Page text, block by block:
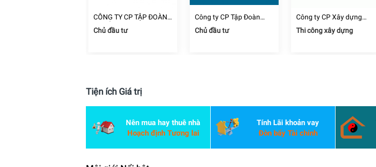
CÔNG TY CP TẬP ĐOÀN
ĐỊA ỐC HOÀNG CÁT
Chủ đầu tư
Công ty CP Tập Đoàn
Đầu Tư Châu Á Thái Bình
Dương
Chủ đầu tư
Công ty CP Xây dựng
ốc Phước Điền
Thi công xây dựng
Tiện ích Giá trị
Nên mua hay thuê nhà
Hoạch định Tương lai
Tính Lãi khoản vay
Đòn bẩy Tài chính